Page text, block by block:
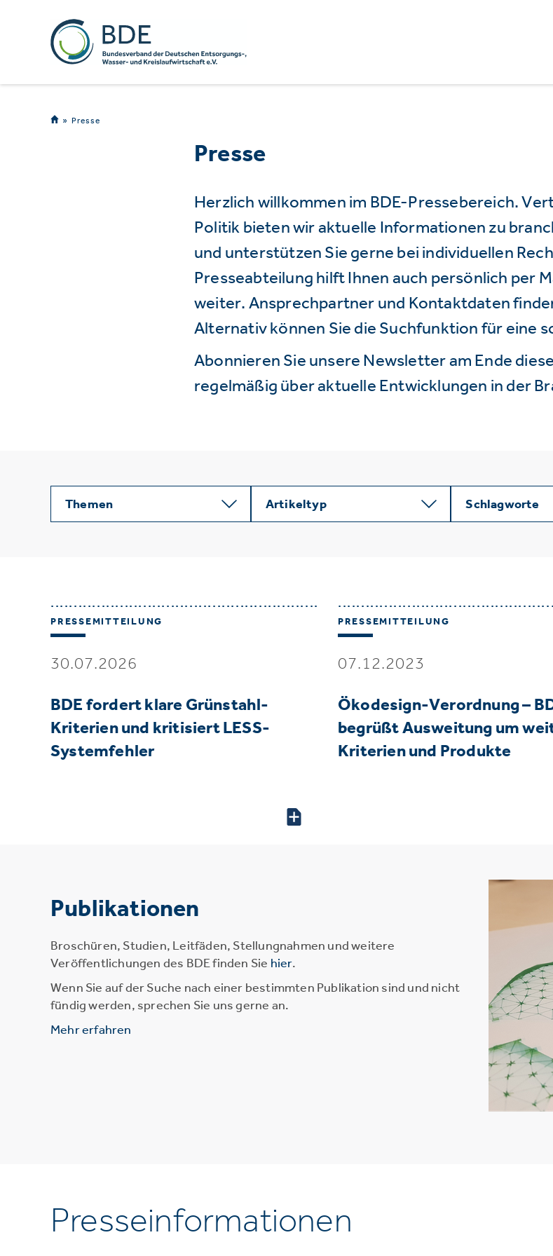
Presse
Presse
Herzlich willkommen im BDE-Pressebereich.
Politik bieten wir aktuelle Informationen zu
und unterstützen Sie gerne bei individuellen
Presseabteilung hilft Ihnen auch persönlich per
weiter. Ansprechpartner und Kontaktdaten
Alternativ können Sie die Suchfunktion für eine
Abonnieren Sie unsere Newsletter am Ende
regelmäßig über aktuelle Entwicklungen in der
Themen Artikeltyp Schlagworte
PRESSEMITTEILUNG
30.07.2026
BDE fordert klare Grünstahl-
Kriterien und kritisiert LESS-
Systemfehler
PRESSEMITTEILUNG
07.12.2023
Ökodesign-Verordnung –
begrüßt Ausweitung um
Kriterien und Produkte
Publikationen
Broschüren, Studien, Leitfäden, Stellungnahmen und weitere
Veröffentlichungen des BDE finden Sie hier.
Wenn Sie auf der Suche nach einer bestimmten Publikation sind und nicht
fündig werden, sprechen Sie uns gerne an.
Mehr erfahren
Presseinformationen